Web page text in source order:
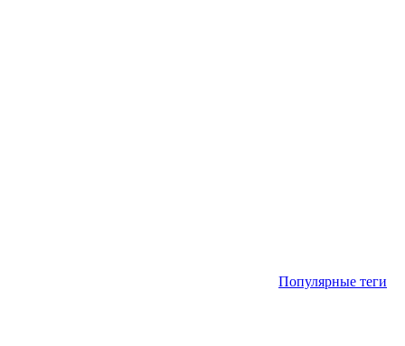
Популярные теги